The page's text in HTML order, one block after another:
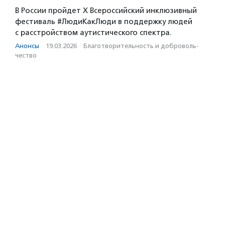
В России пройдет X Всероссийский инклюзивный
фестиваль #ЛюдиКакЛюди в поддержку людей
с расстройством аутистического спектра.
Анонсы · 19.03.2026 · Благотвори­тель­ность и доброволь­
чест­во